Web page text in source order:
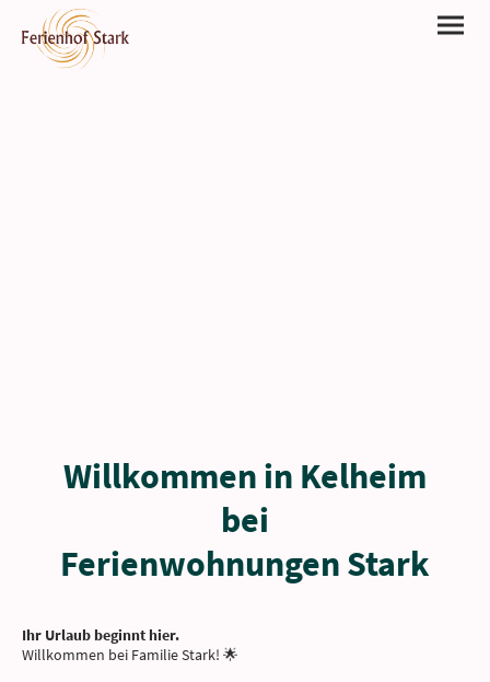
Willkommen in Kelheim
bei
Ferienwohnungen Stark
Ihr Urlaub beginnt hier.
Willkommen bei Familie Stark! 🌟